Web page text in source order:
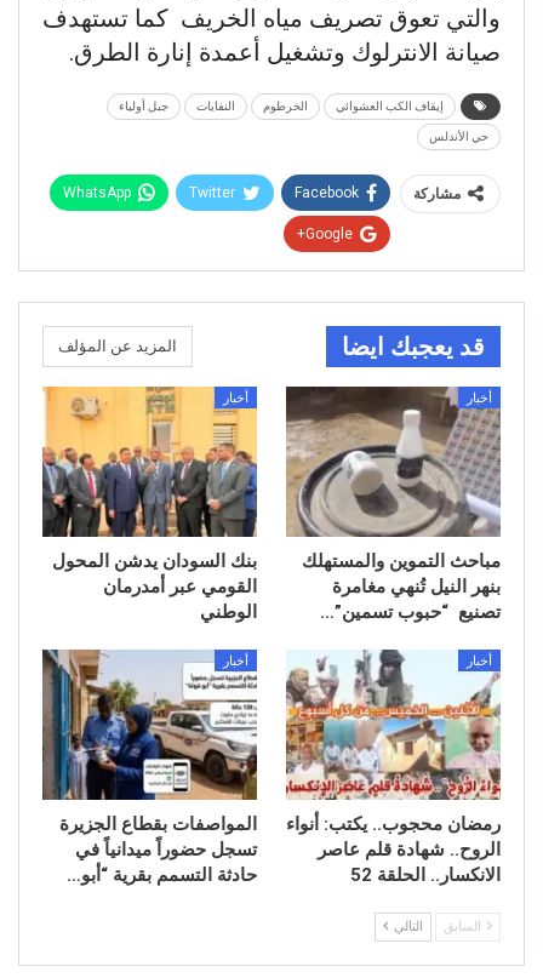
والتي تعوق تصريف مياه الخريف كما تستهدف
صيانة الانترلوك وتشغيل أعمدة إنارة الطرق.
إيقاف الكب العشوائي الخرطوم النفايات جبل أولياء
حي الأندلس
مشاركة Facebook
Twitter
WhatsApp
Google+
قد يعجبك ايضا المزيد عن المؤلف
أخبار
مباحث التموين والمستهلك
بنهر النيل تُنهي مغامرة
تصنيع “حبوب تسمين”…
أخبار
بنك السودان يدشن المحول
القومي عبر أمدرمان
الوطني
أخبار
رمضان محجوب.. يكتب: أنواء
الروح.. شهادة قلم عاصر
الانكسار.. الحلقة 52
أخبار
المواصفات بقطاع الجزيرة
تسجل حضوراً ميدانياً في
حادثة التسمم بقرية “أبو…
السابق التالي